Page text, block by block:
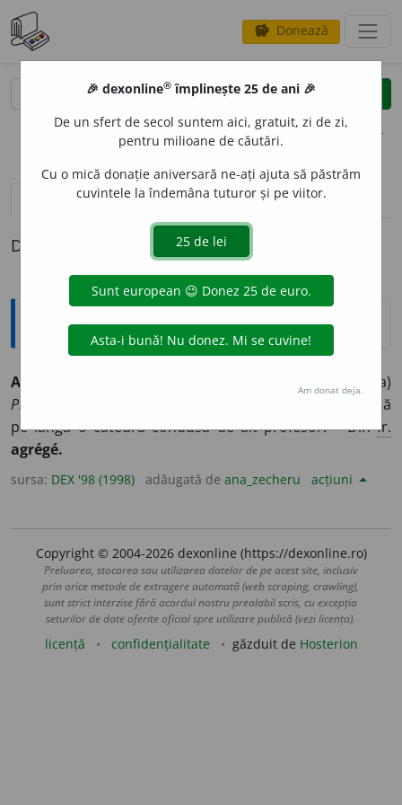
savings Donează
clear
opțiuni
definiții (1) pronunțievolume_up (6)
Definiția cu ID-ul 1382:
Explicative DEX
AGREG
(Ieșit din uz, în sintagma)
Profesor agregat
= profesor universitar care funcționează
pe lângă o catedră condusă de alt profesor. – Dinfr.
agrégé.
sursa: DEX '98 (1998) adăugată de ana_zecheru acțiuni
Copyright © 2004-2026 dexonline (https://dexonline.ro)
Preluarea, stocarea sau utilizarea datelor de pe acest site, inclusiv
prin orice metode de extragere automată (web scraping, crawling),
sunt strict interzise fără acordul nostru prealabil scris, cu excepția
seturilor de date oferite oficial spre utilizare publică (vezi licența).
licență confidențialitate găzduit de Hosterion
🎉 dexonline® împlinește 25 de ani 🎉
De un sfert de secol suntem aici, gratuit, zi de zi,
pentru milioane de căutări.
Cu o mică donație aniversară ne-ați ajuta să păstrăm
cuvintele la îndemâna tuturor și pe viitor.
Am donat deja.